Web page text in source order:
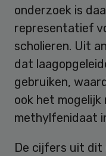
onderzoek is
representatief
scholieren. Uit
dat
gebruiken,
ook het
methylfenidaat
De cijfers uit dit